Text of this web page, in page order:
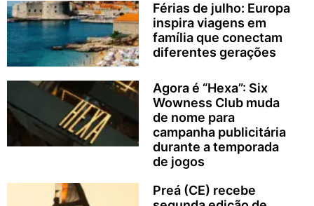
Férias de julho: Europa
inspira viagens em
família que conectam
diferentes gerações
Agora é “Hexa”: Six
Wowness Club muda
de nome para
campanha publicitária
durante a temporada
de jogos
Preá (CE) recebe